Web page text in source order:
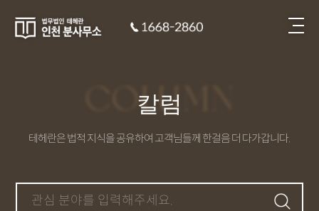
COLUMN
칼럼
테헤란은 법적 지식을 공유하여 고객님들께 한걸음 더 다가갑니다.